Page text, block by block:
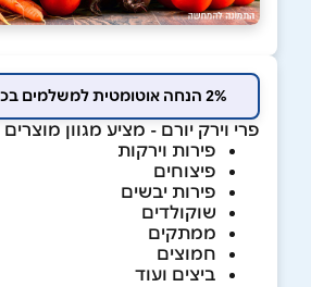
2% הנחה אוטומטית למשלמים בכרטיס המועדון
פרי וירק יורם - מציע מגוון
פירות וירקות
פיצוחים
פירות יבשים
שוקולדים
ממתקים
חמוצים
ביצים ועוד